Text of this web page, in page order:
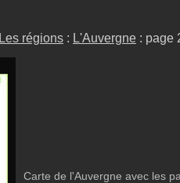
Les régions : L'Auvergne : page
Carte de l'Auvergne avec les